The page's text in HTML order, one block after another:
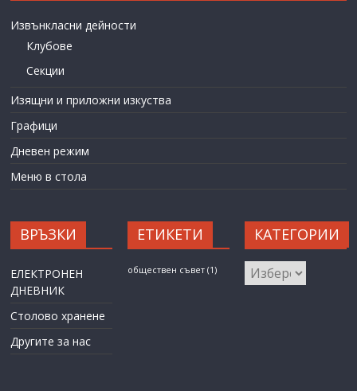
Извънкласни дейности
Клубове
Секции
Изящни и приложни изкуства
Графици
Дневен режим
Меню в стола
ВРЪЗКИ
ЕЛЕКТРОНЕН
ДНЕВНИК
Столово хранене
Другите за нас
ЕТИКЕТИ
обществен съвет (1)
КАТЕГОРИИ
КАТЕГОРИИ